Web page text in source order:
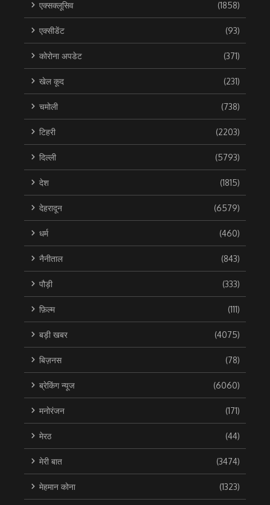
एक्सक्लूसिव (1858)
एक्सीडेंट (93)
कोरोना अपडेट (371)
खेल कूद (231)
चमोली (738)
टिहरी (2203)
दिल्ली (5793)
देश (1815)
देहरादून (6579)
धर्म (460)
नैनीताल (843)
पौड़ी (333)
फ़िल्म (111)
बड़ी खबर (4075)
बिज़नस (78)
ब्रेकिंग न्यूज (6060)
मनोरंजन (171)
मेरठ (44)
मेरी बात (3474)
मेहमान कोना (1323)